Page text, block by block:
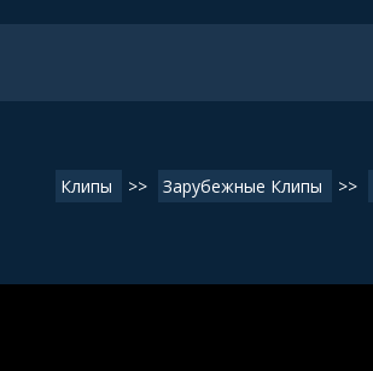
Клипы >> Зарубежные Клипы >>